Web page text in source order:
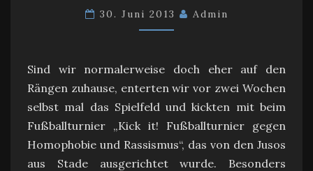
MIT!
30. Juni 2013 Admin
Sind wir normalerweise doch eher auf den
Rängen zuhause, enterten wir vor zwei Wochen
selbst mal das Spielfeld und kickten mit beim
Fußballturnier „Kick it! Fußballturnier gegen
Homophobie und Rassismus“, das von den Jusos
aus Stade ausgerichtet wurde. Besonders